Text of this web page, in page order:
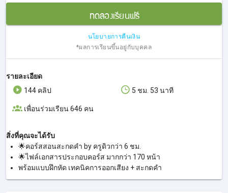
ทดลองเรียนฟรี
นโยบายการคืนเงิน
*ผลการเรียนขึ้นอยู่กับบุคคล
รายละเอียด
144 คลิป
5 ชม. 53 นาที
เพื่อนร่วมเรียน 646 คน
สิ่งที่คุณจะได้รับ
🌟คอร์สสอนสะกดคำ by ครูดิวกว่า 6 ชม.
🌟ไฟล์เอกสารประกอบคอร์ส มากกว่า 170 หน้า
พร้อมแบบฝึกหัด เทคนิคการออกเสียง + สะกดคำ